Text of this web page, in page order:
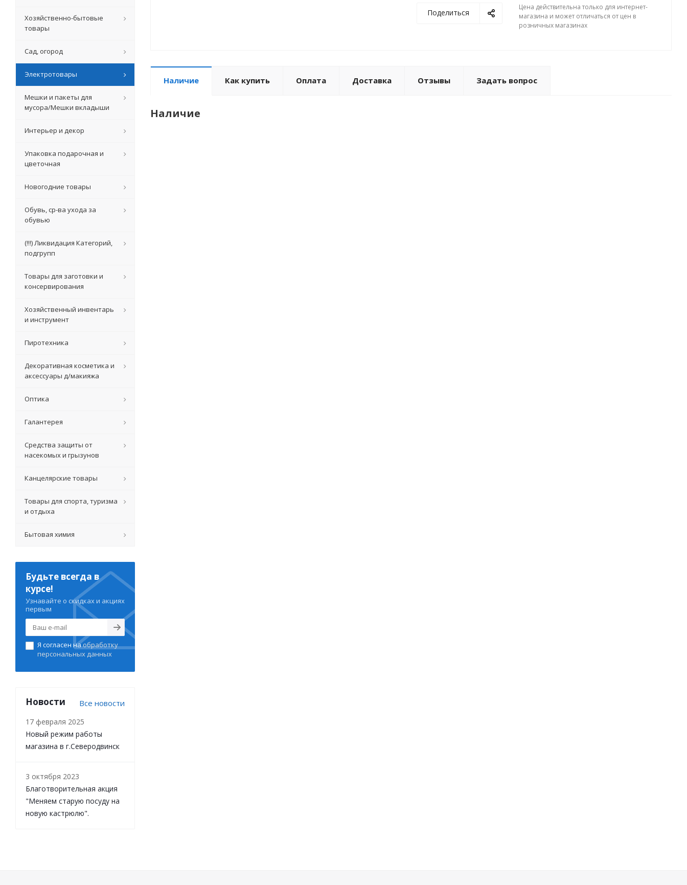
Поделиться
Цена действительна только для интернет-
магазина и может отличаться от цен в
розничных магазинах
Наличие Как купить Оплата Доставка Отзывы Задать вопрос
Наличие
Хозяйственно-бытовые
товары
Сад, огород
Электротовары
Мешки и пакеты для
мусора/Мешки вкладыши
Интерьер и декор
Упаковка подарочная и
цветочная
Новогодние товары
Обувь, ср-ва ухода за
обувью
(!!!) Ликвидация Категорий,
подгрупп
Товары для заготовки и
консервирования
Хозяйственный инвентарь
и инструмент
Пиротехника
Декоративная косметика и
аксессуары д/макияжа
Оптика
Галантерея
Средства защиты от
насекомых и грызунов
Канцелярские товары
Товары для спорта, туризма
и отдыха
Бытовая химия
Будьте всегда в
курсе!
Узнавайте о скидках и акциях
первым
Я согласен наобработку
персональных данных
Новости Все новости
17 февраля 2025
Новый режим работы
магазина в г.Северодвинск
3 октября 2023
Благотворительная акция
"Меняем старую посуду на
новую кастрюлю".